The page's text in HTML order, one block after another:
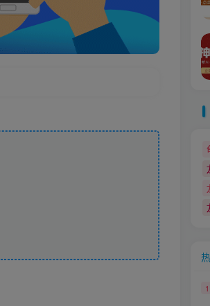
1